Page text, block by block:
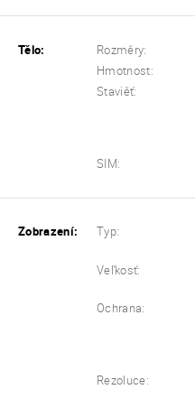
Tělo: Rozměry:
Hmotnost:
Staviěť:
SIM:
Zobrazení: Typ:
Veľkosť:
Ochrana:
Rezoluce: